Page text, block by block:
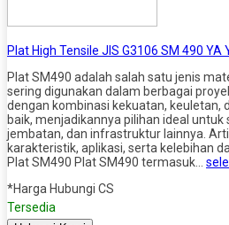
Plat High Tensile JIS G3106 SM 490 YA
Plat SM490 adalah salah satu jenis
sering digunakan dalam berbagai
dengan kombinasi kekuatan, keuletan,
baik, menjadikannya pilihan ideal
jembatan, dan infrastruktur lainnya.
karakteristik, aplikasi, serta kelebihan
Plat SM490 Plat SM490 termasuk…
*Harga Hubungi CS
Tersedia